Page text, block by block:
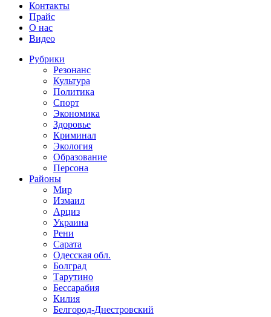
Контакты
Прайс
О нас
Видео
Рубрики
Резонанс
Культура
Политика
Спорт
Экономика
Здоровье
Криминал
Экология
Образование
Персона
Районы
Мир
Измаил
Арциз
Украина
Рени
Сарата
Одесская обл.
Болград
Тарутино
Бессарабия
Килия
Белгород-Днестровский